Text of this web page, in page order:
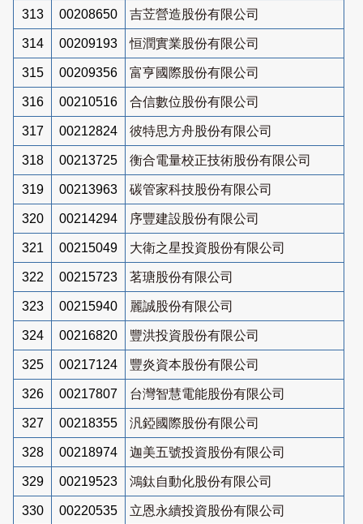
313 00208650 吉苙營造股份有限公司
314 00209193 恒潤實業股份有限公司
315 00209356 富亨國際股份有限公司
316 00210516 合信數位股份有限公司
317 00212824 彼特思方舟股份有限公司
318 00213725 衡合電量校正技術股份有限公司
319 00213963 碳管家科技股份有限公司
320 00214294 序豐建設股份有限公司
321 00215049 大衛之星投資股份有限公司
322 00215723 茗瑭股份有限公司
323 00215940 麗誠股份有限公司
324 00216820 豐洪投資股份有限公司
325 00217124 豐炎資本股份有限公司
326 00217807 台灣智慧電能股份有限公司
327 00218355 汎錏國際股份有限公司
328 00218974 迦美五號投資股份有限公司
329 00219523 鴻鈦自動化股份有限公司
330 00220535 立恩永續投資股份有限公司